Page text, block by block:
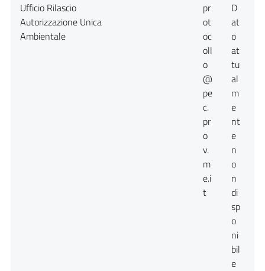
Ufficio Rilascio
Autorizzazione Unica
Ambientale
pr
ot
oc
oll
o
@
pe
c.
pr
o
v.
m
e.i
t
D
at
o
at
tu
al
m
e
nt
e
n
o
n
di
sp
o
ni
bil
e